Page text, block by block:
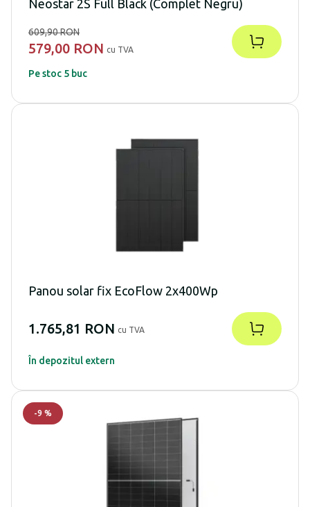
Neostar 2S Full Black (Complet Negru)
609,90 RON
579,00 RON cu TVA
Pe stoc 5 buc
Panou solar fix EcoFlow 2x400Wp
1.765,81 RON cu TVA
În depozitul extern
-9 %